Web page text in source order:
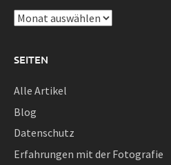
Archiv
SEITEN
Alle Artikel
Blog
Datenschutz
Erfahrungen mit der Fotografie